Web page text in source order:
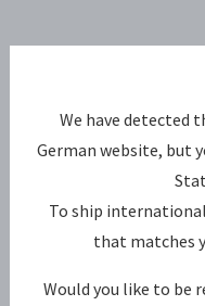
We have detected
German website, but
To ship
that matches
Would you like to be